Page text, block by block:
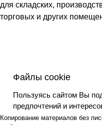
для складских,
торговых и других
Копирование материалов без
Файлы cookie
Пользуясь сайтом Вы
предпочтений и